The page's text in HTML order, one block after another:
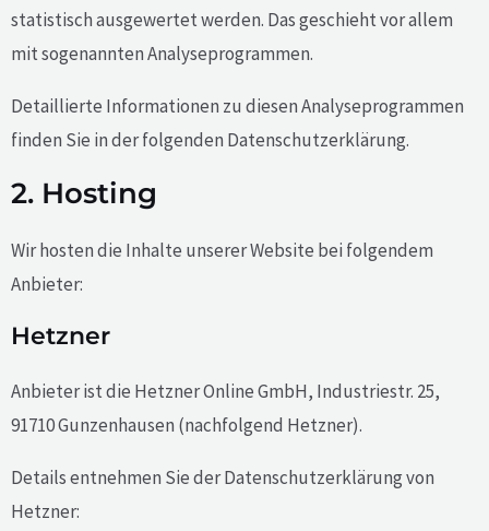
statistisch ausgewertet werden. Das geschieht vor allem
mit sogenannten Analyseprogrammen.
Detaillierte Informationen zu diesen Analyseprogrammen
finden Sie in der folgenden Datenschutzerklärung.
2. Hosting
Wir hosten die Inhalte unserer Website bei folgendem
Anbieter:
Hetzner
Anbieter ist die Hetzner Online GmbH, Industriestr. 25,
91710 Gunzenhausen (nachfolgend Hetzner).
Details entnehmen Sie der Datenschutzerklärung von
Hetzner: